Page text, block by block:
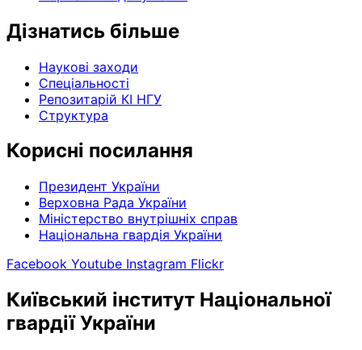
Дізнатись більше
Наукові заходи
Спеціальності
Репозитарій КІ НГУ
Структура
Корисні посилання
Президент України
Верховна Рада України
Міністерство внутрішніх справ
Національна гвардія України
Facebook Youtube Instagram Flickr
Київський інститут Національної
гвардії України